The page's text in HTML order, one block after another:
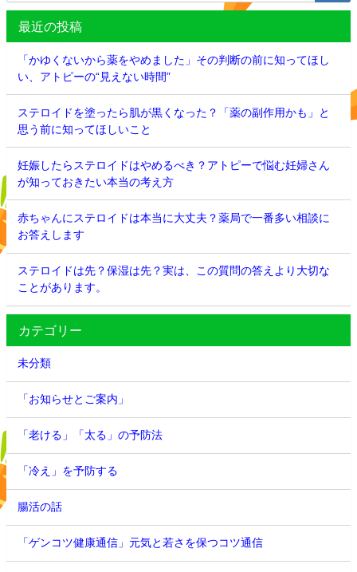
最近の投稿
「かゆくないから薬をやめました」その判断の前に知ってほし
い、アトピーの“見えない時間”
ステロイドを塗ったら肌が黒くなった？「薬の副作用かも」と
思う前に知ってほしいこと
妊娠したらステロイドはやめるべき？アトピーで悩む妊婦さん
が知っておきたい本当の考え方
赤ちゃんにステロイドは本当に大丈夫？薬局で一番多い相談に
お答えします
ステロイドは先？保湿は先？実は、この質問の答えより大切な
ことがあります。
カテゴリー
未分類
「お知らせとご案内」
「老ける」「太る」の予防法
「冷え」を予防する
腸活の話
「ゲンコツ健康通信」元気と若さを保つコツ通信